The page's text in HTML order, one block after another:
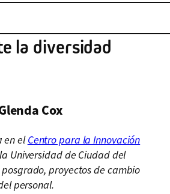
la diversidad
Cox
en elCentro para la Innovación
Universidad de Ciudad del
proyectos de cambio
personal.